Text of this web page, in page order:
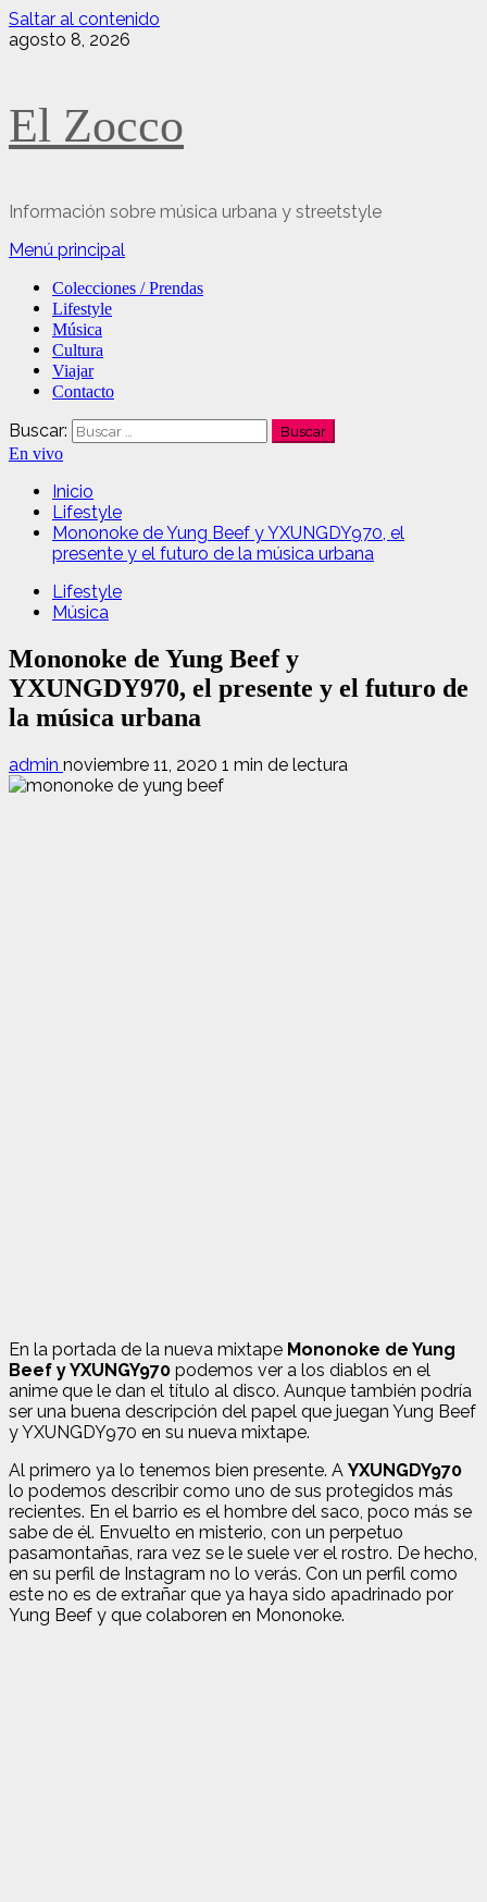
Saltar al contenido
agosto 8, 2026
El Zocco
Información sobre música urbana y streetstyle
Menú principal
Colecciones / Prendas
Lifestyle
Música
Cultura
Viajar
Contacto
Buscar:
En vivo
Inicio
Lifestyle
Mononoke de Yung Beef y YXUNGDY970, el
presente y el futuro de la música urbana
Lifestyle
Música
Mononoke de Yung Beef y
YXUNGDY970, el presente y el futuro de
la música urbana
admin noviembre 11, 2020 1 min de lectura
En la portada de la nueva mixtape Mononoke de Yung
Beef y YXUNGY970 podemos ver a los diablos en el
anime que le dan el título al disco. Aunque también podría
ser una buena descripción del papel que juegan Yung Beef
y YXUNGDY970 en su nueva mixtape.
Al primero ya lo tenemos bien presente. A YXUNGDY970
lo podemos describir como uno de sus protegidos más
recientes. En el barrio es el hombre del saco, poco más se
sabe de él. Envuelto en misterio, con un perpetuo
pasamontañas, rara vez se le suele ver el rostro. De hecho,
en su perfil de Instagram no lo verás. Con un perfil como
este no es de extrañar que ya haya sido apadrinado por
Yung Beef y que colaboren en Mononoke.